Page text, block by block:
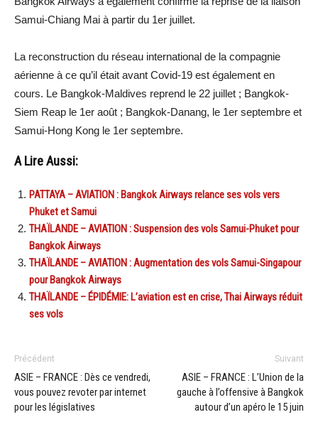
Samui-Chiang Mai à partir du 1er juillet.
La reconstruction du réseau international de la compagnie
aérienne à ce qu’il était avant Covid-19 est également en
cours. Le Bangkok-Maldives reprend le 22 juillet ; Bangkok-
Siem Reap le 1er août ; Bangkok-Danang, le 1er septembre et
Samui-Hong Kong le 1er septembre.
A Lire Aussi:
PATTAYA – AVIATION : Bangkok Airways relance ses vols vers
Phuket et Samui
THAÏLANDE – AVIATION : Suspension des vols Samui-Phuket pour
Bangkok Airways
THAÏLANDE – AVIATION : Augmentation des vols Samui-Singapour
pour Bangkok Airways
THAÏLANDE – ÉPIDÉMIE: L’aviation est en crise, Thai Airways réduit
ses vols
Précédent
ASIE – FRANCE : Dès ce vendredi,
vous pouvez revoter par internet
pour les législatives
Suivant
ASIE – FRANCE : L’Union de la
gauche à l’offensive à Bangkok
autour d’un apéro le 15 juin